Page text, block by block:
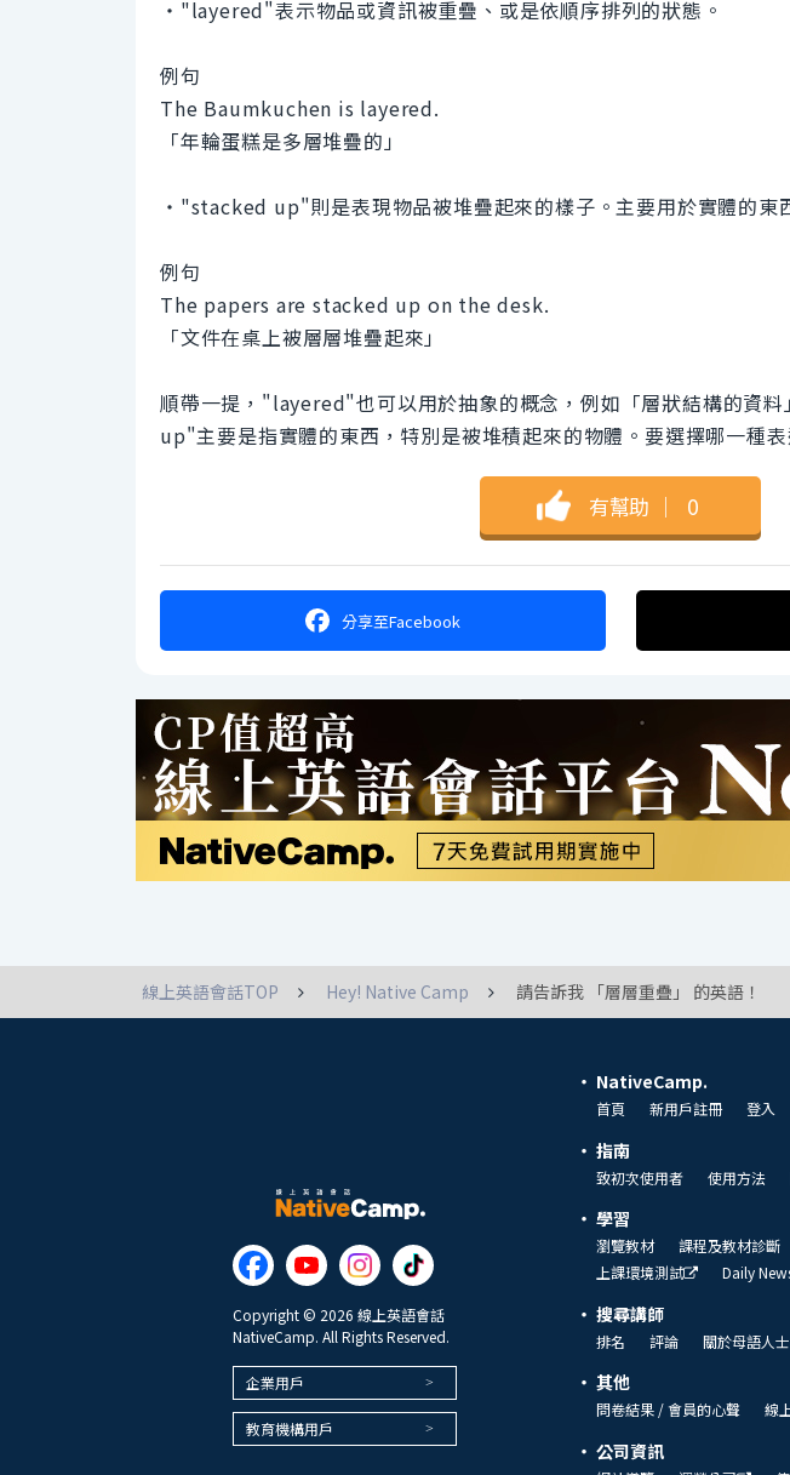
・"layered"表示物品或資訊被重疊、或是依順序排列的狀態。
例句
The Baumkuchen is layered.
「年輪蛋糕是多層堆疊的」
・"stacked up"則是表現物品被堆疊起來的樣子。主要用於實體的東
例句
The papers are stacked up on the desk.
「文件在桌上被層層堆疊起來」
順帶一提，"layered"也可以用於抽象的概念，例如「層狀結構的資
up"主要是指實體的東西，特別是被堆積起來的物體。要選擇哪一種
有幫助 ｜ 0
分享至Facebook
線上英語會話TOP Hey! Native Camp 請告訴我 「層層重疊」 的英語！
Copyright © 2026 線上英語會話
NativeCamp. All Rights Reserved.
企業用戶
教育機構用戶
NativeCamp.
首頁 新用戶註冊 登入
指南
致初次使用者 使用方法
學習
瀏覽教材 課程及教材診斷
上課環境測試
Daily
搜尋講師
排名 評論 關於母語人士
其他
問卷結果 / 會員的心聲 線
公司資訊